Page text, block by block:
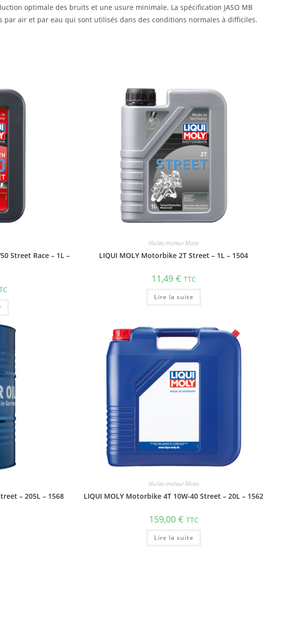
optimale des bruits et une usure minimale. La spécification JASO MB
air et par eau qui sont utilisés dans des conditions normales à difficiles.
Street Race – 1L –
Huiles moteur Moto
LIQUI MOLY Motorbike 2T Street – 1L – 1504
11,49 € TTC
Lire la suite
– 205L – 1568
Huiles moteur Moto
LIQUI MOLY Motorbike 4T 10W-40 Street – 20L – 1562
159,00 € TTC
Lire la suite